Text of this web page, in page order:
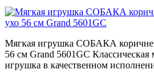
Мягкая игрушка СОБАКА
56 см Grand 5601GC Классическая
игрушка в качественном